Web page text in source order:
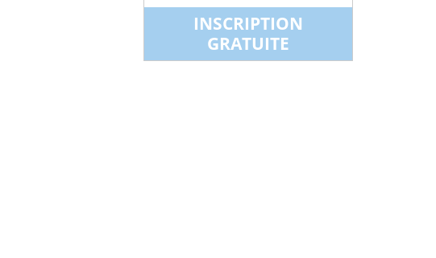
INSCRIPTION
GRATUITE